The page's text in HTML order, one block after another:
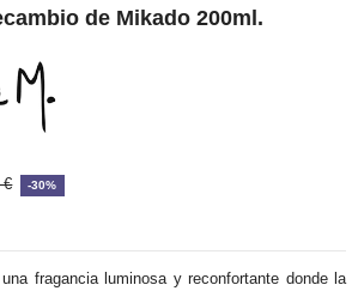
de Mikado 200ml.
€
-30%
fragancia luminosa y reconfortante donde la